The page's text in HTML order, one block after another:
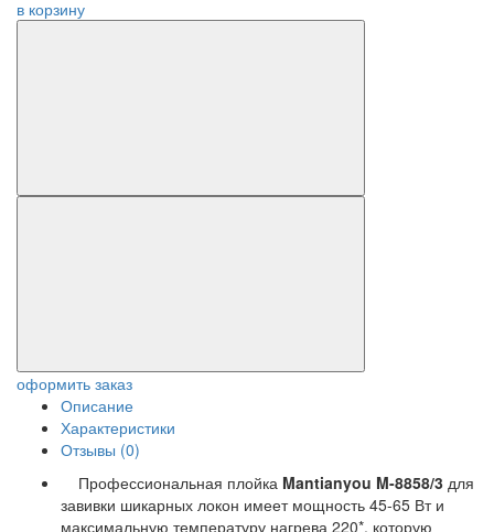
в корзину
оформить заказ
Описание
Характеристики
Отзывы (0)
Профессиональная плойка Mantianyou M-8858/3 для
завивки шикарных локон имеет мощность 45-65 Вт и
максимальную температуру нагрева 220*, которую